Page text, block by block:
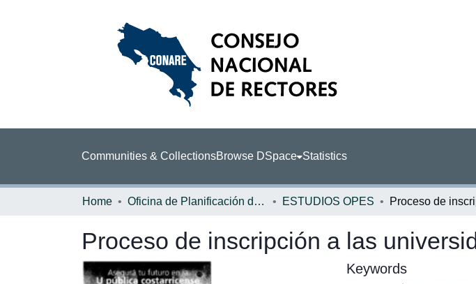
Communities & CollectionsBrowse DSpace Statistics
Home Oficina de Planificación de la Educación Superior (OPES) ESTUDIOS OPES
Proceso de inscripción a las
Keywords